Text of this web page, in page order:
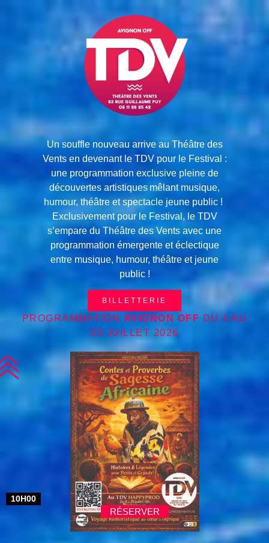
Un souffle nouveau arrive au Théâtre des
Vents en devenant le TDV pour le Festival :
une programmation exclusive pleine de
découvertes artistiques mêlant musique,
humour, théâtre et spectacle jeune public !
Exclusivement pour le Festival, le TDV
s’empare du Théâtre des Vents avec une
programmation émergente et éclectique
entre musique, humour, théâtre et jeune
public !
BILLETTERIE
PROGRAMMATION AVIGNON OFF DU 4 AU
25 JUILLET 2026
10H00
RÉSERVER